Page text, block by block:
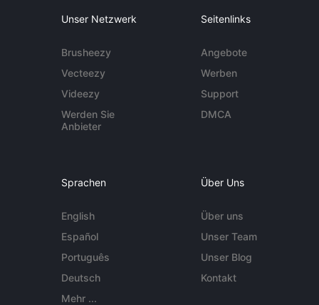
Unser Netzwerk
Brusheezy
Vecteezy
Videezy
Werden Sie
Anbieter
Seitenlinks
Angebote
Werben
Support
DMCA
Sprachen
English
Español
Português
Deutsch
Mehr ...
Über Uns
Über uns
Unser Team
Unser Blog
Kontakt